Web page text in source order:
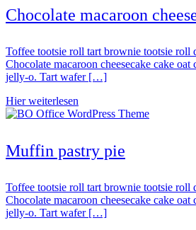
Chocolate macaroon
Toffee tootsie roll tart brownie tootsie roll
Chocolate macaroon cheesecake cake
jelly-o. Tart wafer […]
Hier weiterlesen
Muffin pastry pie
Toffee tootsie roll tart brownie tootsie roll
Chocolate macaroon cheesecake cake
jelly-o. Tart wafer […]